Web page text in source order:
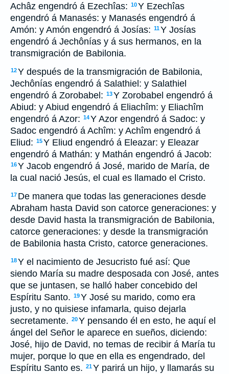
Achâz engendró á Ezechîas: 10Y Ezechîas
engendró á Manasés: y Manasés engendró á
Amón: y Amón engendró á Josías: 11Y Josías
engendró á Jechônías y á sus hermanos, en la
transmigración de Babilonia.
12Y después de la transmigración de Babilonia,
Jechônías engendró á Salathiel: y Salathiel
engendró á Zorobabel: 13Y Zorobabel engendró á
Abiud: y Abiud engendró á Eliachîm: y Eliachîm
engendró á Azor: 14Y Azor engendró á Sadoc: y
Sadoc engendró á Achîm: y Achîm engendró á
Eliud: 15Y Eliud engendró á Eleazar: y Eleazar
engendró á Mathán: y Mathán engendró á Jacob:
16Y Jacob engendró á José, marido de María, de
la cual nació Jesús, el cual es llamado el Cristo.
17 De manera que todas las generaciones desde
Abraham hasta David son catorce generaciones: y
desde David hasta la transmigración de Babilonia,
catorce generaciones: y desde la transmigración
de Babilonia hasta Cristo, catorce generaciones.
18Y el nacimiento de Jesucristo fué así: Que
siendo María su madre desposada con José, antes
que se juntasen, se halló haber concebido del
Espíritu Santo. 19Y José su marido, como era
justo, y no quisiese infamarla, quiso dejarla
secretamente. 20Y pensando él en esto, he aquí el
ángel del Señor le aparece en sueños, diciendo:
José, hijo de David, no temas de recibir á María tu
mujer, porque lo que en ella es engendrado, del
Espíritu Santo es. 21Y parirá un hijo, y llamarás su